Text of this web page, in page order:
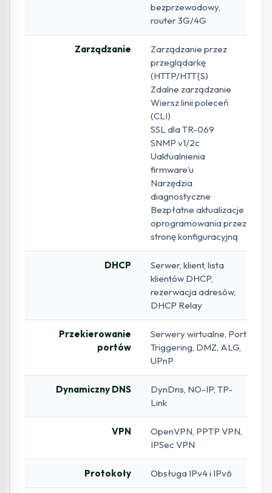
bezprzewodowy,
router 3G/4G
Zarządzanie
Zarządzanie przez
przeglądarkę
(HTTP/HTT{S)
Zdalne zarządzanie
Wiersz linii poleceń
(CLI)
SSL dla TR-069
SNMP v1/2c
Uaktualnienia
firmware’u
Narzędzia
diagnostyczne
Bezpłatne aktualizacje
oprogramowania przez
stronę konfiguracyjną
DHCP
Serwer, klient, lista
klientów DHCP,
rezerwacja adresów,
DHCP Relay
Przekierowanie
portów
Serwery wirtualne, Port
Triggering, DMZ, ALG,
UPnP
Dynamiczny DNS
DynDns, NO-IP, TP-
Link
VPN
OpenVPN, PPTP VPN,
IPSec VPN
Protokoły Obsługa IPv4 i IPv6